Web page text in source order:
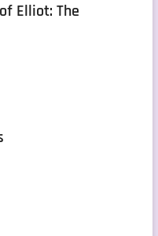
Elliot: The